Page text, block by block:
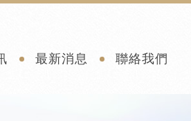
最新消息 聯絡我們